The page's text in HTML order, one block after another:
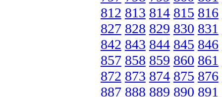
812 813 814 815 816
827 828 829 830 831
842 843 844 845 846
857 858 859 860 861
872 873 874 875 876
887 888 889 890 891